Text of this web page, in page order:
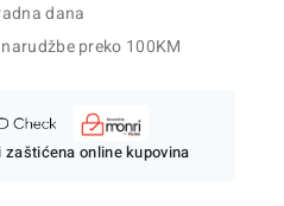
dana
preko 100KM
online kupovina